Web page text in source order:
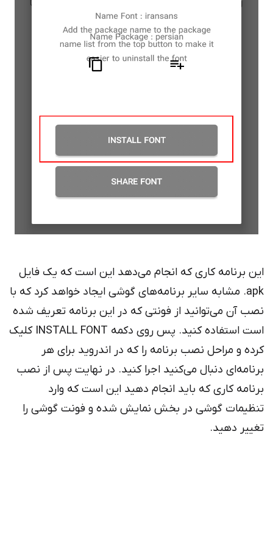
این برنامه کاری که انجام می‌دهد این است که یک فایل
apk. مشابه سایر برنامه‌های گوشی ایجاد خواهد کرد که با
نصب آن می‌توانید از فونتی که در این برنامه تعریف شده
است استفاده کنید. پس روی دکمه INSTALL FONT کلیک
کرده و مراحل نصب برنامه را که در اندروید برای هر
برنامه‌ای دنبال می‌کنید اجرا کنید. در نهایت پس از نصب
برنامه کاری که باید انجام دهید این است که وارد
تنظیمات گوشی در بخش نمایش شده و فونت گوشی را
تغییر دهید.